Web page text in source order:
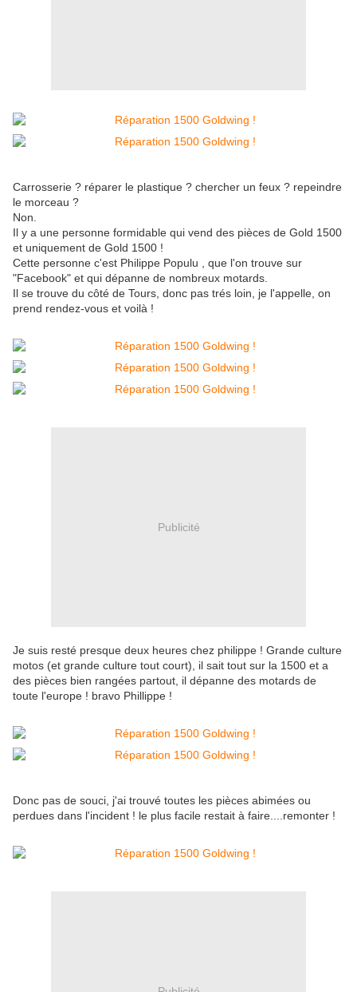
Carrosserie ? réparer le plastique ? chercher un feux ? repeindre
le morceau ?
Non.
Il y a une personne formidable qui vend des pièces de Gold 1500
et uniquement de Gold 1500 !
Cette personne c'est Philippe Populu , que l'on trouve sur
"Facebook" et qui dépanne de nombreux motards.
Il se trouve du côté de Tours, donc pas trés loin, je l'appelle, on
prend rendez-vous et voilà !
Publicité
Je suis resté presque deux heures chez philippe ! Grande culture
motos (et grande culture tout court), il sait tout sur la 1500 et a
des pièces bien rangées partout, il dépanne des motards de
toute l'europe ! bravo Phillippe !
Donc pas de souci, j'ai trouvé toutes les pièces abimées ou
perdues dans l'incident ! le plus facile restait à faire....remonter !